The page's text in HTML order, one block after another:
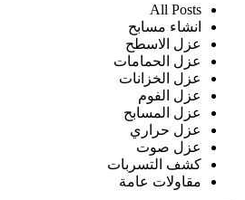
All Posts
انشاء مسابح
عزل الاسطح
عزل الحمامات
عزل الخزانات
عزل الفوم
عزل المسابح
عزل حراري
عزل صوت
كشف التسربات
مقاولات عامة